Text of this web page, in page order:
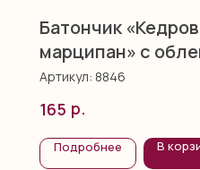
Батончик
марципан» с
г
Артикул: 8846
165 р.
Подробнее В